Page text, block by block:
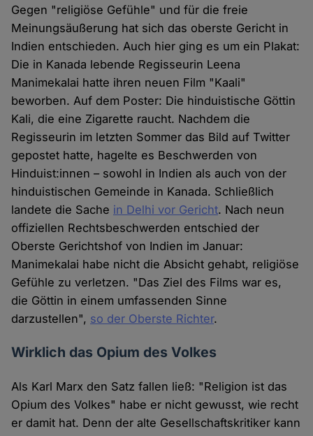
Gegen "religiöse Gefühle" und für die freie
Meinungsäußerung hat sich das oberste Gericht in
Indien entschieden. Auch hier ging es um ein Plakat:
Die in Kanada lebende Regisseurin Leena
Manimekalai hatte ihren neuen Film "Kaali"
beworben. Auf dem Poster: Die hinduistische Göttin
Kali, die eine Zigarette raucht. Nachdem die
Regisseurin im letzten Sommer das Bild auf Twitter
gepostet hatte, hagelte es Beschwerden von
Hinduist:innen – sowohl in Indien als auch von der
hinduistischen Gemeinde in Kanada. Schließlich
landete die Sache in Delhi vor Gericht. Nach neun
offiziellen Rechtsbeschwerden entschied der
Oberste Gerichtshof von Indien im Januar:
Manimekalai habe nicht die Absicht gehabt, religiöse
Gefühle zu verletzen. "Das Ziel des Films war es,
die Göttin in einem umfassenden Sinne
darzustellen", so der Oberste Richter.
Wirklich das Opium des Volkes
Als Karl Marx den Satz fallen ließ: "Religion ist das
Opium des Volkes" habe er nicht gewusst, wie recht
er damit hat. Denn der alte Gesellschaftskritiker kann